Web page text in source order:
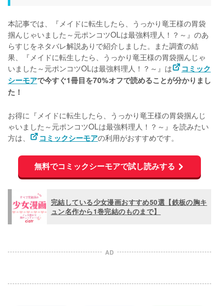
本記事では、『メイドに転生したら、うっかり竜王様の胃袋
掴んじゃいました～元ポンコツOLは最強料理人！？～』のあ
らすじをネタバレ解説ありで紹介しました。また調査の結
果、『メイドに転生したら、うっかり竜王様の胃袋掴んじゃ
いました～元ポンコツOLは最強料理人！？～』は
コミック
シーモアで今すぐ1冊目を70%オフで読めることが分かりまし
た！
お得に『メイドに転生したら、うっかり竜王様の胃袋掴んじ
ゃいました～元ポンコツOLは最強料理人！？～』を読みたい
方は、
コミックシーモアの利用がおすすめです。
無料でコミックシーモアで試し読みする
完結している少女漫画おすすめ50選【鉄板の胸キ
ュン名作から1巻完結のものまで】
AD